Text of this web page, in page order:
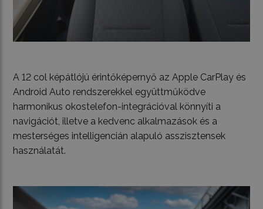
A 12 col képátlójú érintőképernyő az Apple CarPlay és
Android Auto rendszerekkel együttműködve
harmonikus okostelefon-integrációval könnyíti a
navigációt, illetve a kedvenc alkalmazások és a
mesterséges intelligencián alapuló asszisztensek
használatát.